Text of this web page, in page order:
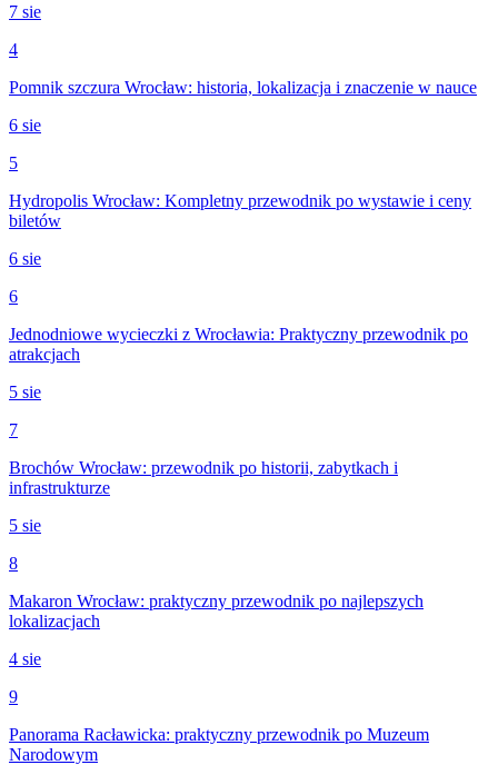
7 sie
4
Pomnik szczura Wrocław: historia, lokalizacja i znaczenie w nauce
6 sie
5
Hydropolis Wrocław: Kompletny przewodnik po wystawie i ceny
biletów
6 sie
6
Jednodniowe wycieczki z Wrocławia: Praktyczny przewodnik po
atrakcjach
5 sie
7
Brochów Wrocław: przewodnik po historii, zabytkach i
infrastrukturze
5 sie
8
Makaron Wrocław: praktyczny przewodnik po najlepszych
lokalizacjach
4 sie
9
Panorama Racławicka: praktyczny przewodnik po Muzeum
Narodowym